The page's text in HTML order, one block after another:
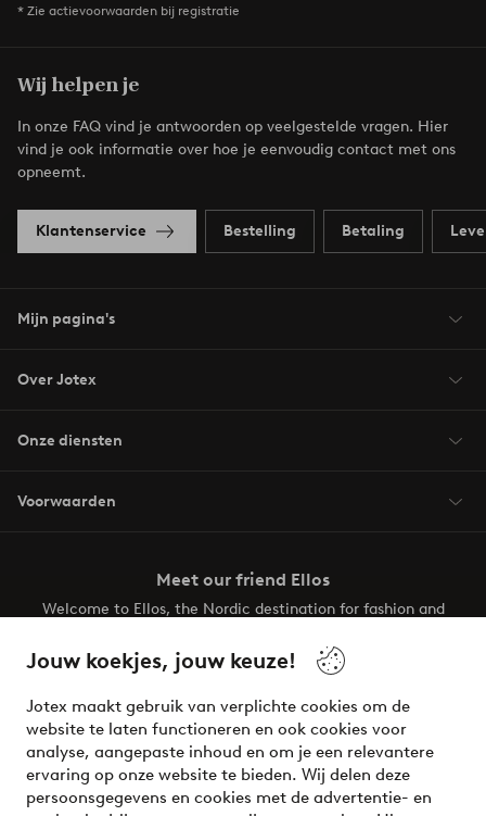
Jouw koekjes, jouw keuze!
Jotex maakt gebruik van verplichte cookies om de
website te laten functioneren en ook cookies voor
analyse, aangepaste inhoud en om je een relevantere
ervaring op onze website te bieden. Wij delen deze
persoonsgegevens en cookies met de advertentie- en
* Zie actievoorwaarden bij registratie
Wij helpen je
In onze FAQ vind je antwoorden op veelgestelde vragen. Hier
vind je ook informatie over hoe je eenvoudig contact met ons
opneemt.
Klantenservice Bestelling Betaling
Mijn pagina's
Over Jotex
Onze diensten
Voorwaarden
Meet our friend Ellos
Welcome to Ellos, the Nordic destination for fashion and
your wardrobe. Your next inspiring look is here!